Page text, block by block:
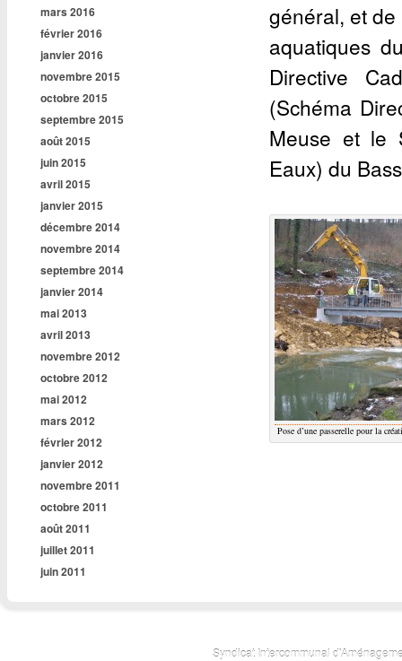
mars 2016
février 2016
janvier 2016
novembre 2015
octobre 2015
septembre 2015
août 2015
juin 2015
avril 2015
janvier 2015
décembre 2014
novembre 2014
septembre 2014
janvier 2014
mai 2013
avril 2013
novembre 2012
octobre 2012
mai 2012
mars 2012
février 2012
janvier 2012
novembre 2011
octobre 2011
août 2011
juillet 2011
juin 2011
général, et de
aquatiques
Directive
(Schéma
Meuse et le
Eaux) du
Pose d’une passerelle pour la
Syndicat Intercommunal